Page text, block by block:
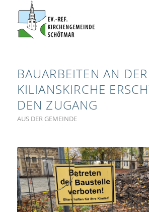
BAUARBEITEN AN DER
KILIANSKIRCHE
DEN ZUGANG
AUS DER GEMEINDE